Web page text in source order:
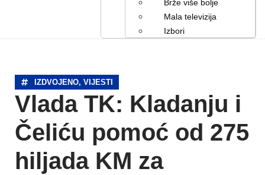
Brže više bolje
Mala televizija
Izbori
IZDVOJENO, VIJESTI
Vlada TK: Kladanju i
Čeliću pomoć od 275
hiljada KM za